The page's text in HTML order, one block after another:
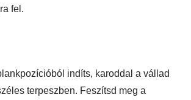
fel.
indíts, karoddal a vállad
terpeszben. Feszítsd meg a